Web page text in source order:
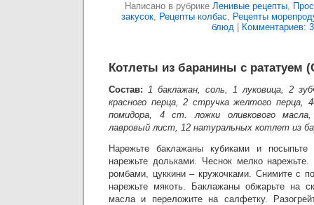
Написано в рубрике Ленивые рецепты,
закусок, Рецепты колбас, Рецепты
блюд| Комментариев:
Котлеты из баранины с рататуем
Состав: 1 баклажан, соль, 1 луковица, 2
красного перца, 2 стручка желтого перца,
помидора, 4 ст. ложки оливкового
лавровый лист, 12 натуральных котлет из
Нарежьте баклажаны кубиками и
нарежьте дольками. Чеснок мелко
ромбами, цуккини – кружочками. Снимите с
нарежьте мякоть. Баклажаны обжарьте на
масла и переложите на салфетку.